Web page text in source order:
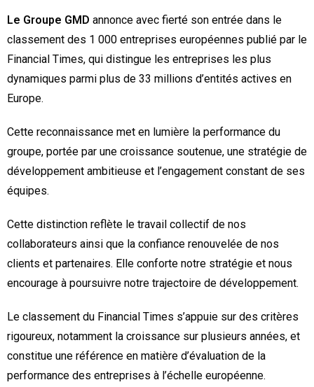
Le Groupe GMD annonce avec fierté son entrée dans le
classement des 1 000 entreprises européennes publié par le
Financial Times, qui distingue les entreprises les plus
dynamiques parmi plus de 33 millions d’entités actives en
Europe.
Cette reconnaissance met en lumière la performance du
groupe, portée par une croissance soutenue, une stratégie de
développement ambitieuse et l’engagement constant de ses
équipes.
Cette distinction reflète le travail collectif de nos
collaborateurs ainsi que la confiance renouvelée de nos
clients et partenaires. Elle conforte notre stratégie et nous
encourage à poursuivre notre trajectoire de développement.
Le classement du Financial Times s’appuie sur des critères
rigoureux, notamment la croissance sur plusieurs années, et
constitue une référence en matière d’évaluation de la
performance des entreprises à l’échelle européenne.